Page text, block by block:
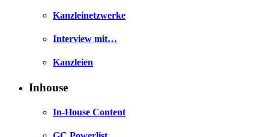
Kanzleinetzwerke
Interview mit…
Kanzleien
Inhouse
In-House Content